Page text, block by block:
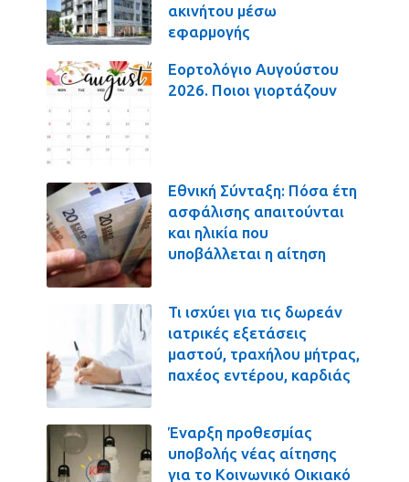
ακινήτου μέσω
εφαρμογής
Εορτολόγιο Αυγούστου
2026. Ποιοι γιορτάζουν
Εθνική Σύνταξη: Πόσα έτη
ασφάλισης απαιτούνται
και ηλικία που
υποβάλλεται η αίτηση
Τι ισχύει για τις δωρεάν
ιατρικές εξετάσεις
μαστού, τραχήλου μήτρας,
παχέος εντέρου, καρδιάς
Έναρξη προθεσμίας
υποβολής νέας αίτησης
για το Κοινωνικό Οικιακό